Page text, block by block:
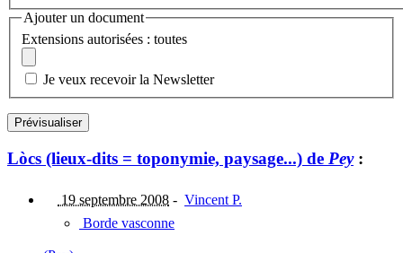
Ajouter un document
Extensions autorisées : toutes
Je veux recevoir la Newsletter
Lòcs (lieux-dits = toponymie, paysage...) de Pey:
19 septembre 2008 - Vincent P.
Borde vasconne